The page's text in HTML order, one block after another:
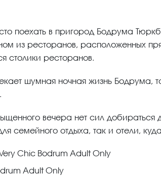
поехать в пригород Бодрума
из ресторанов, расположенных
столики ресторанов.
шумная ночная жизнь Бодрума,
вечера нет сил добираться
семейного отдыха, так и отели,
Chic Bodrum Adult Only
Adult Only